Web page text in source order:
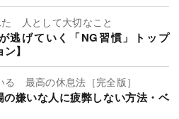
人として大切なこと
逃げていく「NG習慣」トップ
】
る 最高の休息法［完全版］
の嫌いな人に疲弊しない方法・ベ